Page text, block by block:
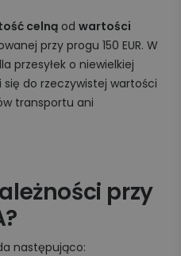
celną od wartości
przy progu 150 EUR. W
przesyłek o niewielkiej
się do rzeczywistej wartości
transportu ani
przy
następująco: